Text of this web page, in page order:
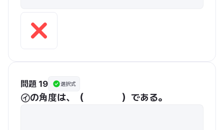
問題 19 選択式
㋑の角度は、（　　　　）である。